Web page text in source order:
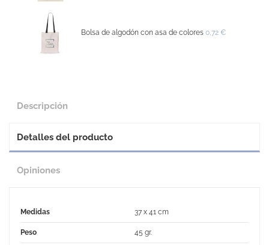
Bolsa de algodón con asa de colores 0,72 €
Descripción
Detalles del producto
Opiniones
Medidas 37 x 41 cm
Peso 45 gr.